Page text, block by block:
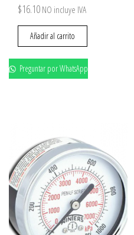
$16.10 NO incluye IVA
Añadir al carrito
Preguntar por WhatsApp